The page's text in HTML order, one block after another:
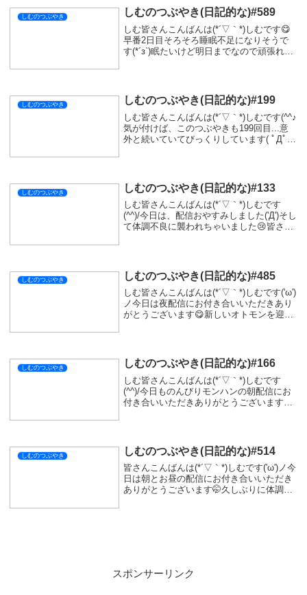
しむのつぶやき しむのつぶやき(日記的な)#589
しむ皆さんこんばんは(*´▽｀*)しむです😋
早番2日目そろそろ睡眠不足になりそうで
す(*´з`)眠たいけど明日までなので頑張れそ
しむのつぶやき しむのつぶやき(日記的な)#199
しむ皆さんこんばんは(*´▽｀*)しむです(^^♪
気が付けば、このつぶやきも199回目...意
外と続いていてびっくりしています( ﾟДﾟ)
しむのつぶやき しむのつぶやき(日記的な)#133
しむ皆さんこんばんは(*´▽｀*)しむです
(^^)/今日は、配信おやすみしました('Д')そし
て体調不良に襲われちゃいました😢皆さん
しむのつぶやき しむのつぶやき(日記的な)#485
しむ皆さんこんばんは(*´▽｀*)しむです('ω')
ノ今日は夜配信にお付き合いいただきあり
がとうございます😋新しいオトモンを迎え
しむのつぶやき しむのつぶやき(日記的な)#166
しむ皆さんこんばんは(*´▽｀*)しむです
(^^)/今日ものんびりモンハンの朝配信にお
付き合いいただきありがとうございます
しむのつぶやき しむのつぶやき(日記的な)#514
皆さんこんばんは(*´▽｀*)しむです('ω')ノ今
日は朝とお昼の配信にお付き合いいただき
ありがとうございます🤭久しぶりに体調が
スポンサーリンク